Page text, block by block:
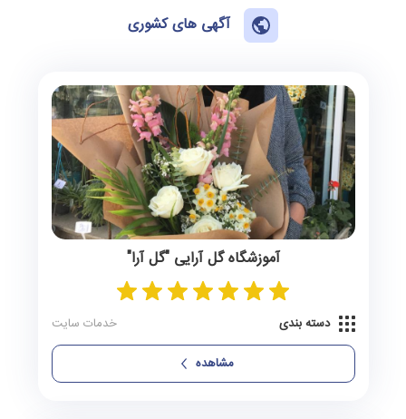
صفی‌آباد 0 آگهی
لوجلی 0 آگهی
آگهی های کشوری
آموزشگاه گل‌ آرایی "گل‌ آرا"
دسته بندی
خدمات سایت
مشاهده